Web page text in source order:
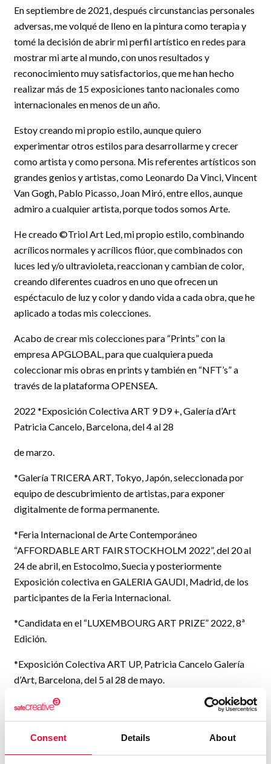
Consent Details About
En septiembre de 2021, después circunstancias personales
adversas, me volqué de lleno en la pintura como terapia y
tomé la decisión de abrir mi perfil artístico en redes para
mostrar mi arte al mundo, con unos resultados y
reconocimiento muy satisfactorios, que me han hecho
realizar más de 15 exposiciones tanto nacionales como
internacionales en menos de un año.
Estoy creando mi propio estilo, aunque quiero
experimentar otros estilos para desarrollarme y crecer
como artista y como persona. Mis referentes artísticos son
grandes genios y artistas, como Leonardo Da Vinci, Vincent
Van Gogh, Pablo Picasso, Joan Miró, entre ellos, aunque
admiro a cualquier artista, porque todos somos Arte.
He creado ©Triol Art Led, mi propio estilo, combinando
acrílicos normales y acrílicos flúor, que combinados con
luces led y/o ultravioleta, reaccionan y cambian de color,
creando diferentes cuadros en uno que ofrecen un
espéctaculo de luz y color y dando vida a cada obra, que he
aplicado a todas mis colecciones.
Acabo de crear mis colecciones para “Prints” con la
empresa APGLOBAL, para que cualquiera pueda
coleccionar mis obras en prints y también en “NFT’s” a
través de la plataforma OPENSEA.
2022 *Exposición Colectiva ART 9 D9 +, Galería d’Art
Patricia Cancelo, Barcelona, del 4 al 28
de marzo.
*Galería TRICERA ART, Tokyo, Japón, seleccionada por
equipo de descubrimiento de artistas, para exponer
digitalmente de forma permanente.
*Feria Internacional de Arte Contemporáneo
“AFFORDABLE ART FAIR STOCKHOLM 2022”, del 20 al
24 de abril, en Estocolmo, Suecia y posteriormente
Exposición colectiva en GALERIA GAUDI, Madrid, de los
participantes de la Feria Internacional.
*Candidata en el “LUXEMBOURG ART PRIZE” 2022, 8ª
Edición.
*Exposición Colectiva ART UP, Patricia Cancelo Galería
d’Art, Barcelona, del 5 al 28 de mayo.
*ATP Mallorca Championships, una de los 12 artistas que
hemos participado en la primera colección de NFT del
Mallorca Championships, con la obra que creamos en
exclusiva para dicho proyecto, junio 2022.